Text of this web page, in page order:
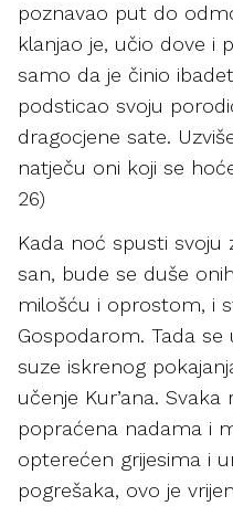
poznavao put do
klanjao je, učio dove i
samo da je činio
podsticao svoju
dragocjene sate.
natječu oni koji se
26)
Kada noć spusti svoju
san, bude se duše
milošću i oprostom, i
Gospodarom. Tada se
suze iskrenog
učenje Kur’ana.
popraćena nadama i
opterećen grijesima i
pogrešaka, ovo je